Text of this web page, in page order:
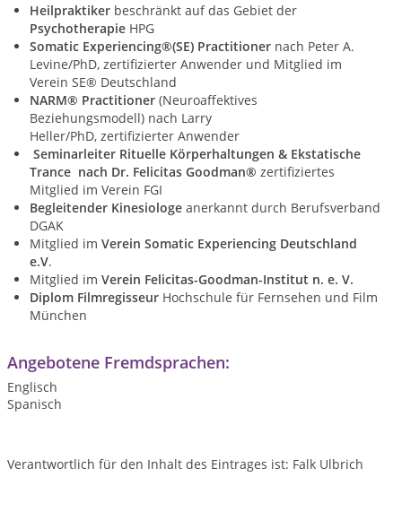
Heilpraktiker beschränkt auf das Gebiet der
Psychotherapie HPG
Somatic Experiencing®(SE) Practitioner nach Peter A.
Levine/PhD, zertifizierter Anwender und Mitglied im
Verein SE® Deutschland
NARM® Practitioner (Neuroaffektives
Beziehungsmodell) nach Larry
Heller/PhD, zertifizierter Anwender
Seminarleiter Rituelle Körperhaltungen & Ekstatische
Trance nach Dr. Felicitas Goodman® zertifiziertes
Mitglied im Verein FGI
Begleitender Kinesiologe anerkannt durch Berufsverband
DGAK
Mitglied im Verein Somatic Experiencing Deutschland
e.V.
Mitglied im Verein Felicitas-Goodman-Institut n. e. V.
Diplom Filmregisseur Hochschule für Fernsehen und Film
München
Angebotene Fremdsprachen:
Englisch
Spanisch
Verantwortlich für den Inhalt des Eintrages ist: Falk Ulbrich